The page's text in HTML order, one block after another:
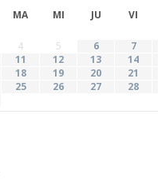
MA MI JU VI
4 5 6 7
11 12 13 14
18 19 20 21
25 26 27 28